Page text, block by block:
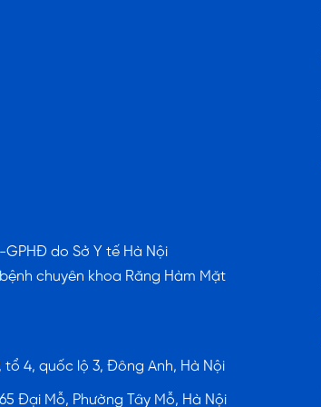
do Sở Y tế Hà Nội
chuyên khoa Răng Hàm Mặt
tổ 4, quốc lộ 3, Đông Anh, Hà Nội
Đại Mỗ, Phường Tây Mỗ, Hà Nội